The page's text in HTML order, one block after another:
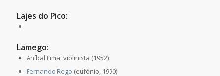
Lajes do Pico:
Lamego:
Aníbal Lima, violinista (1952)
Fernando Rego (eufónio, 1990)